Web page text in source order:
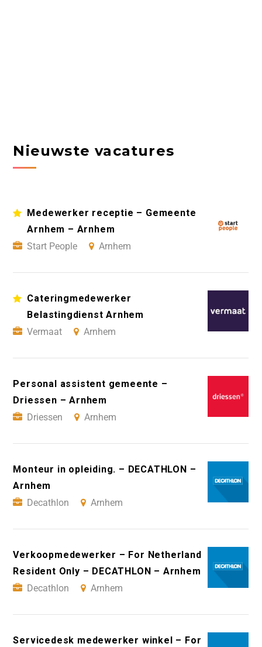
Nieuwste vacatures
Medewerker receptie – Gemeente
Arnhem – Arnhem
Start People
Arnhem
Cateringmedewerker
Belastingdienst Arnhem
Vermaat
Arnhem
Personal assistent gemeente –
Driessen – Arnhem
Driessen
Arnhem
Monteur in opleiding. – DECATHLON –
Arnhem
Decathlon
Arnhem
Verkoopmedewerker – For Netherland
Resident Only – DECATHLON – Arnhem
Decathlon
Arnhem
Servicedesk medewerker winkel – For